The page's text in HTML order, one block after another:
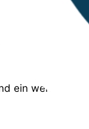
ein wenig